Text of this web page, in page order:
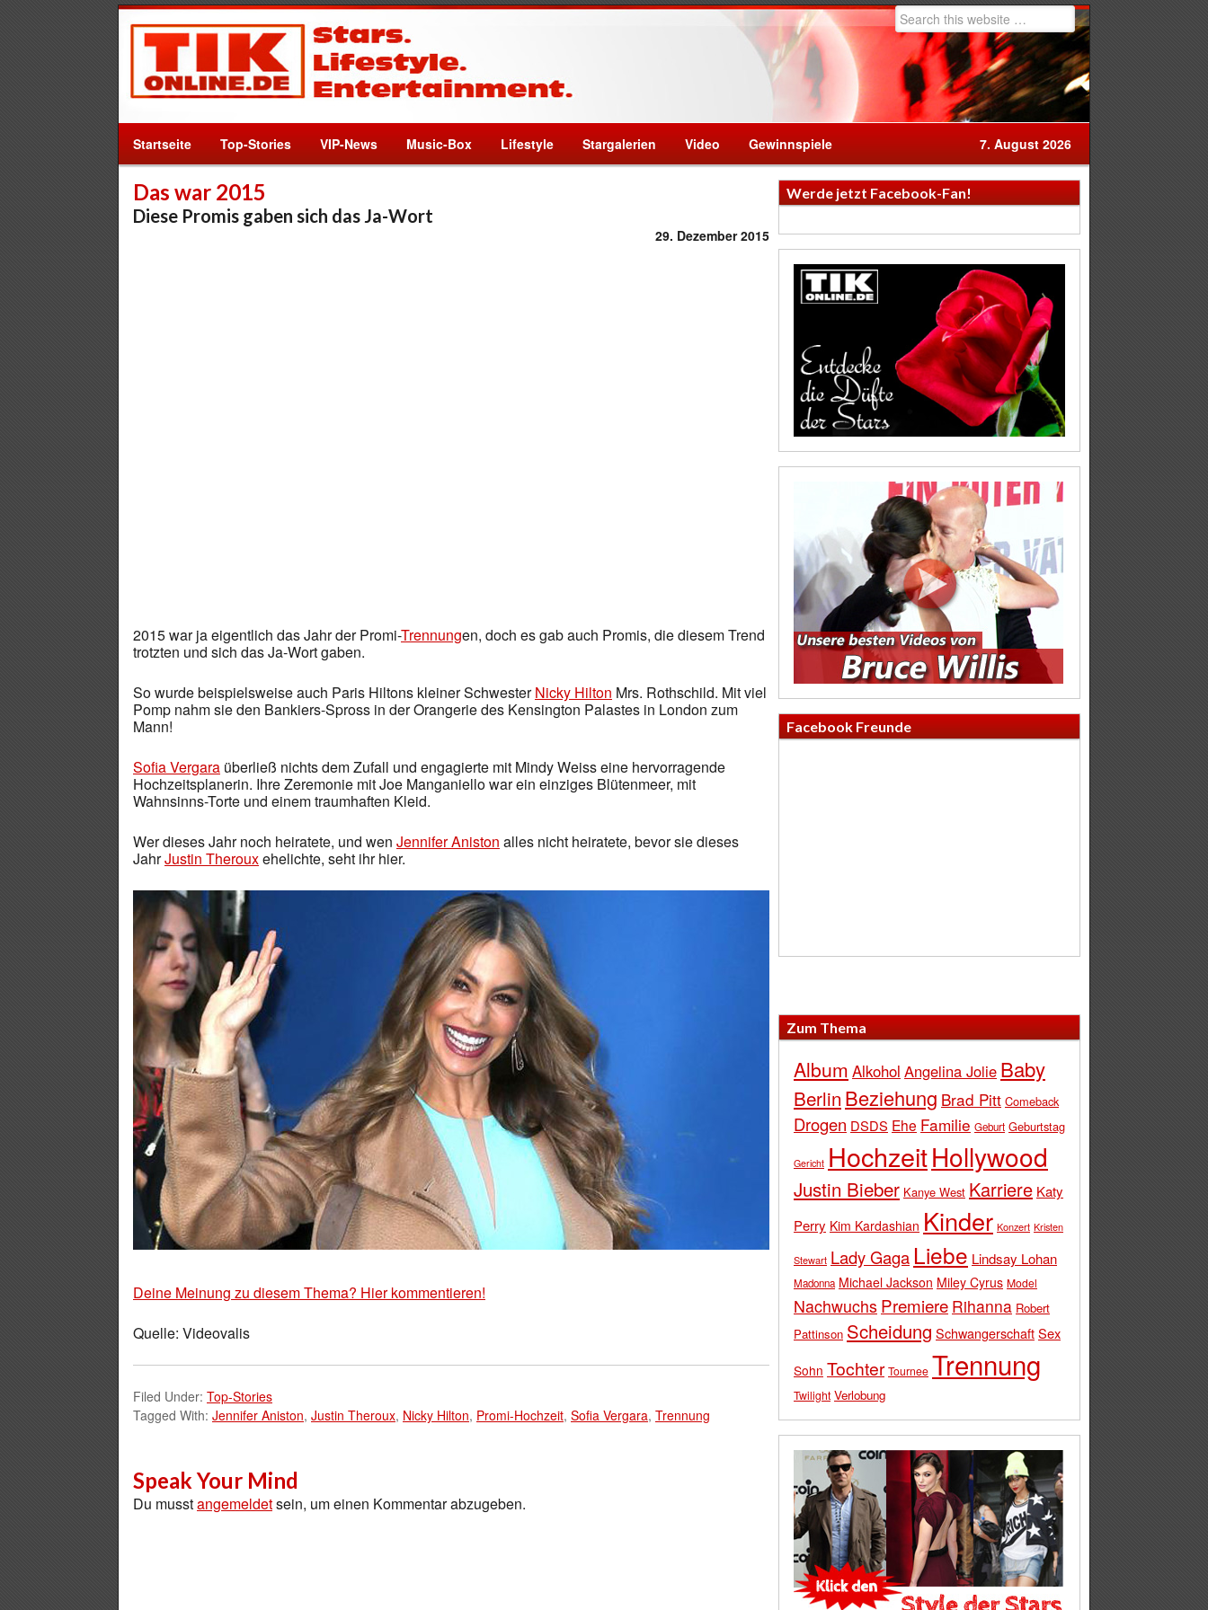
Startseite Top-Stories VIP-News Music-Box Lifestyle Stargalerien Video Gewinnspiele 7. August 2026
Das war 2015
Diese Promis gaben sich das Ja-Wort
29. Dezember 2015
2015 war ja eigentlich das Jahr der Promi-Trennungen, doch es gab auch Promis, die diesem Trend
trotzten und sich das Ja-Wort gaben.
So wurde beispielsweise auch Paris Hiltons kleiner SchwesterNicky Hilton Mrs. Rothschild. Mit viel
Pomp nahm sie den Bankiers-Spross in der Orangerie des Kensington Palastes in London zum
Mann!
Sofia Vergara überließ nichts dem Zufall und engagierte mit Mindy Weiss eine hervorragende
Hochzeitsplanerin. Ihre Zeremonie mit Joe Manganiello war ein einziges Blütenmeer, mit
Wahnsinns-Torte und einem traumhaften Kleid.
Wer dieses Jahr noch heiratete, und wen Jennifer Aniston alles nicht heiratete, bevor sie dieses
JahrJustin Therouxehelichte, seht ihr hier.
Deine Meinung zu diesem Thema? Hier kommentieren!
Quelle: Videovalis
Filed Under: Top-Stories
Tagged With: Jennifer Aniston, Justin Theroux, Nicky Hilton, Promi-Hochzeit, Sofia Vergara, Trennung
Speak Your Mind
Du musstangemeldetsein, um einen Kommentar abzugeben.
Werde jetzt Facebook-Fan!
Facebook Freunde
Zum Thema
Album Alkohol Angelina Jolie Baby
Berlin Beziehung Brad Pitt Comeback
Drogen DSDS Ehe Familie Geburt Geburtstag
Gericht HochzeitHollywood
Justin Bieber Kanye West Karriere Katy
Perry Kim Kardashian Kinder Konzert Kristen
Stewart Lady Gaga Liebe Lindsay Lohan
Madonna Michael Jackson Miley Cyrus Model
Nachwuchs Premiere Rihanna Robert
Pattinson Scheidung SchwangerschaftSex
Sohn Tochter Tournee Trennung
Twilight Verlobung